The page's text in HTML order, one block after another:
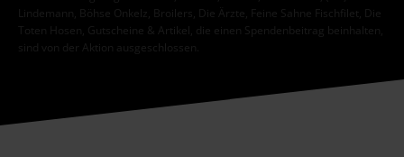
Lindemann, Böhse Onkelz, Broilers, Die Ärzte, Feine Sahne Fischfilet, Die
Toten Hosen, Gutscheine & Artikel, die einen Spendenbeitrag beinhalten,
sind von der Aktion ausgeschlossen.